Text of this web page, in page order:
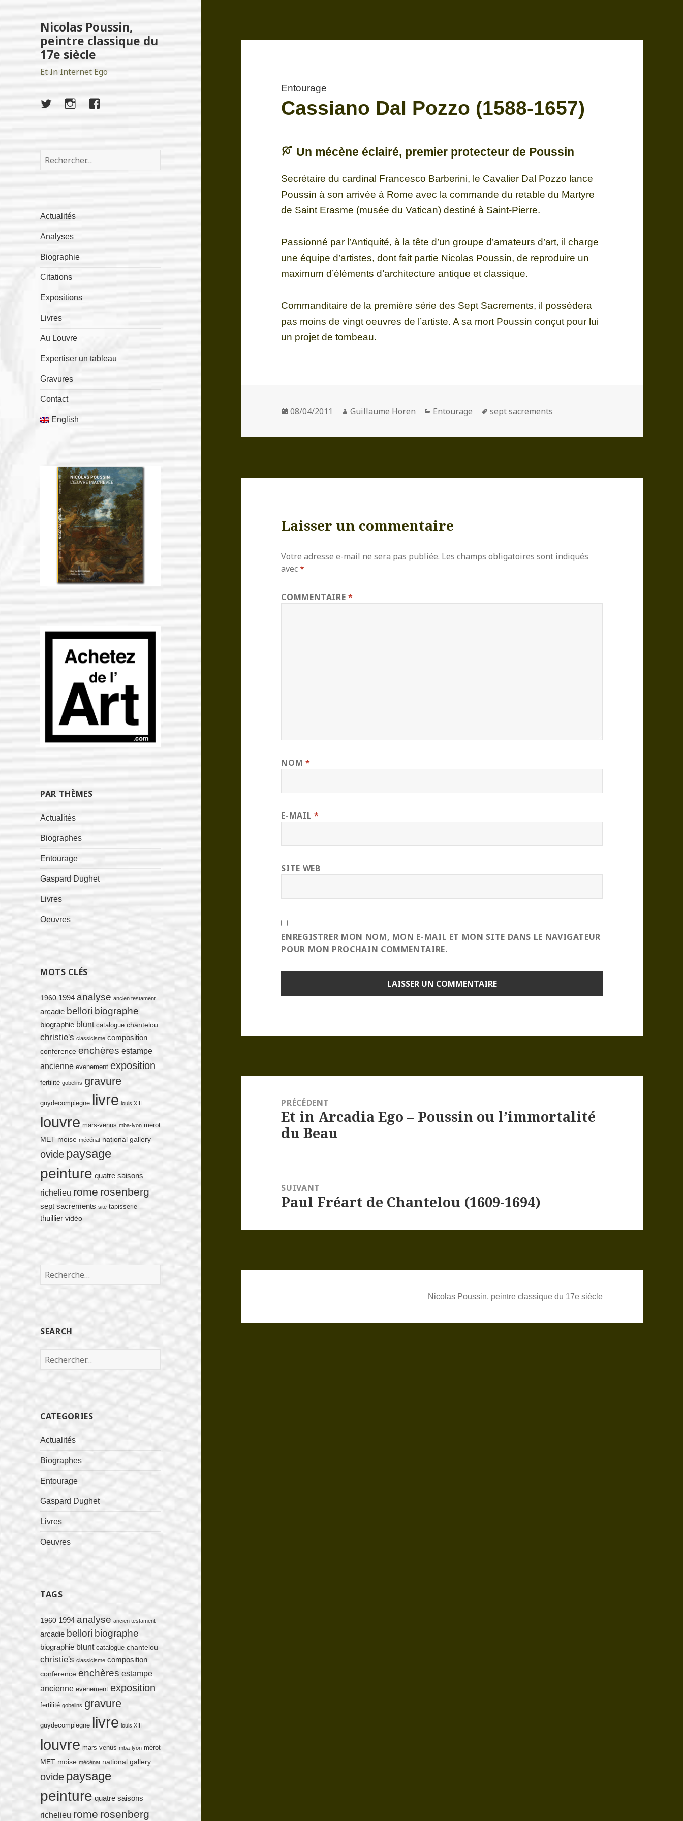
Nicolas Poussin,
peintre classique du
17e siècle
Et In Internet Ego
twitter instagramfacebook
Rechercher :
Actualités
Analyses
Biographie
Citations
Expositions
Livres
Au Louvre
Expertiser un tableau
Gravures
Contact
English
PAR THÈMES
Actualités
Biographes
Entourage
Gaspard Dughet
Livres
Oeuvres
MOTS CLÉS
1960 1994 analyse ancien testament
arcadie bellori biographe
biographie blunt catalogue chantelou
christie's classicisme composition
conference enchères estampe
ancienne evenement exposition
fertilité gobelins gravure
guydecompiegne livre louis XIII
louvre mars-venus mba-lyon merot
MET moise mécénat national gallery
ovide paysage
peinture quatre saisons
richelieu rome rosenberg
sept sacrements site tapisserie
thuillier vidéo
Rechercher :
SEARCH
Rechercher :
CATEGORIES
Actualités
Biographes
Entourage
Gaspard Dughet
Livres
Oeuvres
TAGS
1960 1994 analyse ancien testament
arcadie bellori biographe
biographie blunt catalogue chantelou
christie's classicisme composition
conference enchères estampe
ancienne evenement exposition
fertilité gobelins gravure
guydecompiegne livre louis XIII
louvre mars-venus mba-lyon merot
MET moise mécénat national gallery
ovide paysage
peinture quatre saisons
richelieu rome rosenberg
Entourage
Cassiano Dal Pozzo (1588-1657)
Un mécène éclairé, premier protecteur de Poussin
Secrétaire du cardinal Francesco Barberini, le Cavalier Dal Pozzo lance
Poussin à son arrivée à Rome avec la commande du retable du Martyre
de Saint Erasme (musée du Vatican) destiné à Saint-Pierre.
Passionné par l’Antiquité, à la tête d’un groupe d’amateurs d’art, il charge
une équipe d’artistes, dont fait partie Nicolas Poussin, de reproduire un
maximum d’éléments d’architecture antique et classique.
Commanditaire de la première série des Sept Sacrements, il possèdera
pas moins de vingt oeuvres de l’artiste. A sa mort Poussin conçut pour lui
un projet de tombeau.
Publié
08/04/2011 Auteur
Guillaume Horen Catégories
Entourage
Mots-
sept sacrements
Laisser un commentaire
Votre adresse e-mail ne sera pas publiée. Les champs obligatoires sont indiqués
avec*
COMMENTAIRE*
NOM *
E-MAIL *
SITE WEB
ENREGISTRER MON NOM, MON E-MAIL ET MON SITE DANS LE NAVIGATEUR
POUR MON PROCHAIN COMMENTAIRE.
PRÉCÉDENT
Article
précédent :
Et in Arcadia Ego – Poussin ou l’immortalité
du Beau
SUIVANT
Article
Paul Fréart de Chantelou (1609-1694)
Nicolas Poussin, peintre classique du 17e siècle